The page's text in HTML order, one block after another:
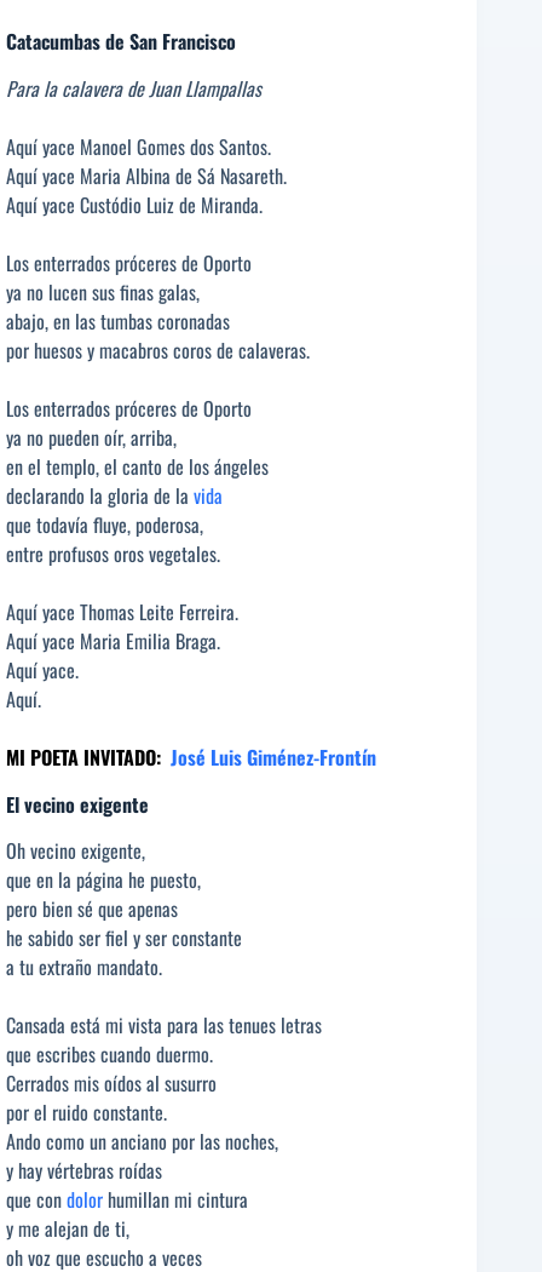
Catacumbas de San Francisco
Para la calavera de Juan Llampallas
Aquí yace Manoel Gomes dos Santos.
Aquí yace Maria Albina de Sá Nasareth.
Aquí yace Custódio Luiz de Miranda.
Los enterrados próceres de Oporto
ya no lucen sus finas galas,
abajo, en las tumbas coronadas
por huesos y macabros coros de calaveras.
Los enterrados próceres de Oporto
ya no pueden oír, arriba,
en el templo, el canto de los ángeles
declarando la gloria de la vida
que todavía fluye, poderosa,
entre profusos oros vegetales.
Aquí yace Thomas Leite Ferreira.
Aquí yace Maria Emilia Braga.
Aquí yace.
Aquí.
MI POETA INVITADO: José Luis Giménez-Frontín
El vecino exigente
Oh vecino exigente,
que en la página he puesto,
pero bien sé que apenas
he sabido ser fiel y ser constante
a tu extraño mandato.
Cansada está mi vista para las tenues letras
que escribes cuando duermo.
Cerrados mis oídos al susurro
por el ruido constante.
Ando como un anciano por las noches,
y hay vértebras roídas
que condolor humillan mi cintura
y me alejan de ti,
oh voz que escucho a veces